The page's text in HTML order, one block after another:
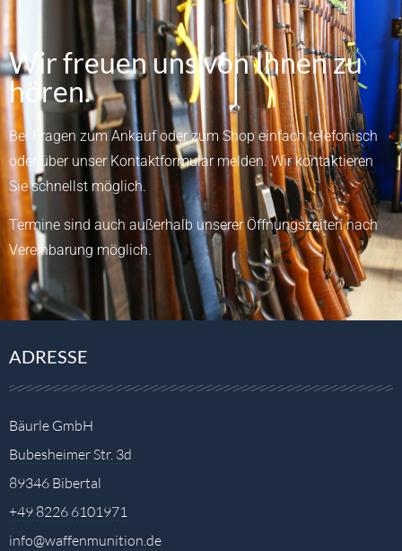
Wir freuen uns von Ihnen zu
hören.
Bei Fragen zum Ankauf oder zum Shop einfach telefonisch
oder über unser Kontaktformularmelden.Wir kontaktieren
Sie schnellst möglich.
Termine sind auch außerhalb unserer Öffnungszeiten nach
Vereinbarung möglich.
ADRESSE
Bäurle GmbH
Bubesheimer Str. 3d
89346 Bibertal
+49 8226 6101971
info@waffenmunition.de